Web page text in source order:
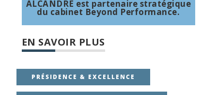
ALCANDRE est partenaire stratégique
du cabinet Beyond Performance.
EN SAVOIR PLUS
PRÉSIDENCE & EXCELLENCE